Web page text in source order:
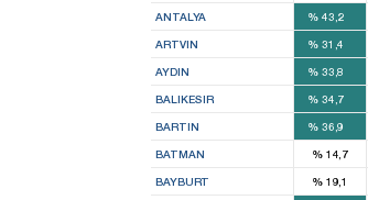
ANTALYA %43,2
ARTVIN %31,4
AYDIN %33,8
BALIKESIR %34,7
BARTIN %36,9
BATMAN %14,7
BAYBURT %19,1
1